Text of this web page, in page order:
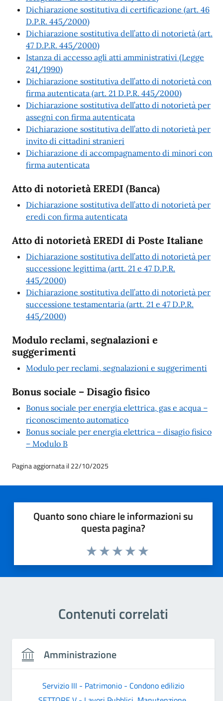
Dichiarazione sostitutiva di certificazione (art. 46
D.P.R. 445/2000)
Dichiarazione sostitutiva dell’atto di notorietà (art.
47 D.P.R. 445/2000)
Istanza di accesso agli atti amministrativi (Legge
241/1990)
Dichiarazione sostitutiva dell’atto di notorietà con
firma autenticata (art. 21 D.P.R. 445/2000)
Dichiarazione sostitutiva dell’atto di notorietà per
assegni con firma autenticata
Dichiarazione sostitutiva dell’atto di notorietà per
invito di cittadini stranieri
Dichiarazione di accompagnamento di minori con
firma autenticata
Atto di notorietà EREDI (Banca)
Dichiarazione sostitutiva dell’atto di notorietà per
eredi con firma autenticata
Atto di notorietà EREDI di Poste Italiane
Dichiarazione sostitutiva dell’atto di notorietà per
successione legittima (artt. 21 e 47 D.P.R.
445/2000)
Dichiarazione sostitutiva dell’atto di notorietà per
successione testamentaria (artt. 21 e 47 D.P.R.
445/2000)
Modulo reclami, segnalazioni e
suggerimenti
Modulo per reclami, segnalazioni e suggerimenti
Bonus sociale – Disagio fisico
Bonus sociale per energia elettrica, gas e acqua –
riconoscimento automatico
Bonus sociale per energia elettrica – disagio fisico
– Modulo B
Pagina aggiornata il 22/10/2025
Quanto sono chiare le informazioni su
questa pagina?
Valuta 5 stelle su 5
Valuta 4 stelle su 5
Valuta 3 stelle su 5
Valuta 2 stelle su 5
Valuta 1 stelle su 5
Contenuti correlati
Amministrazione
Servizio III - Patrimonio - Condono edilizio